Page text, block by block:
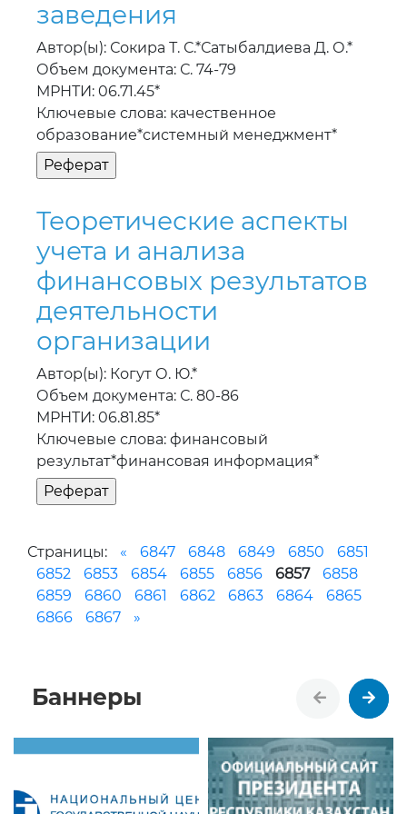
заведения
Автор(ы): Сокира Т. С.*Сатыбалдиева Д. О.*
Объем документа: С. 74-79
МРНТИ: 06.71.45*
Ключевые слова: качественное
образование*системный менеджмент*
Теоретические аспекты
учета и анализа
финансовых результатов
деятельности
организации
Автор(ы): Когут О. Ю.*
Объем документа: С. 80-86
МРНТИ: 06.81.85*
Ключевые слова: финансовый
результат*финансовая информация*
Страницы: « 6847 6848 6849 6850
6851
6852
6853 6854 6855 6856 6857
6858
6859
6860 6861 6862 6863 6864
6865
6866
6867 »
Баннеры